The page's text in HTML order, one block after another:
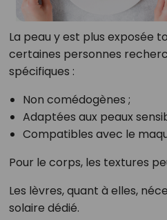
La peau y est plus exposée
certaines personnes
spécifiques :
Non comédogènes ;
Adaptées aux peaux
Compatibles avec le
Pour le corps, les textures
Les lèvres, quant à elles,
solaire dédié.